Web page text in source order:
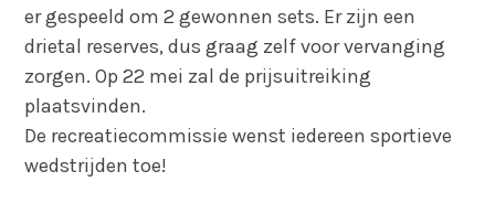
er gespeeld om 2 gewonnen sets. Er zijn een
drietal reserves, dus graag zelf voor vervanging
zorgen. Op 22 mei zal de prijsuitreiking
plaatsvinden.
De recreatiecommissie wenst iedereen sportieve
wedstrijden toe!